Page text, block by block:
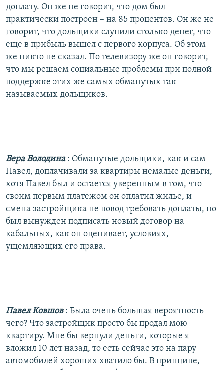
доплату. Он же не говорит, что дом был
практически построен – на 85 процентов. Он же не
говорит, что дольщики слупили столько денег, что
еще в прибыль вышел с первого корпуса. Об этом
же никто не сказал. По телевизору же он говорит,
что мы решаем социальные проблемы при полной
поддержке этих же самых обманутых так
называемых дольщиков.
Вера Володина : Обманутые дольщики, как и сам
Павел, доплачивали за квартиры немалые деньги,
хотя Павел был и остается уверенным в том, что
своим первым платежом он оплатил жилье, и
смена застройщика не повод требовать доплаты, но
был вынужден подписать новый договор на
кабальных, как он оценивает, условиях,
ущемляющих его права.
Павел Ковшов : Была очень большая вероятность
чего? Что застройщик просто бы продал мою
квартиру. Мне бы вернули деньги, которые я
вложил 10 лет назад, то есть сейчас это на пару
автомобилей хороших хватило бы. В принципе,